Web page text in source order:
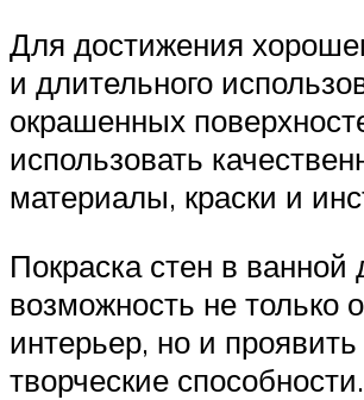
Для достижения
и длительного
окрашенных
использовать
материалы, краски и
Покраска стен в ванной
возможность не только
интерьер, но и проявить
творческие способности.